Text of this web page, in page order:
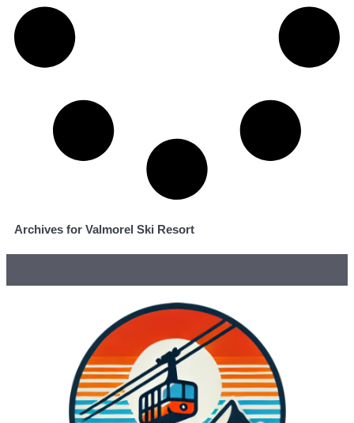
Archives for Valmorel Ski Resort